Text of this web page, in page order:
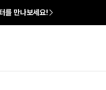
를 만나보세요!